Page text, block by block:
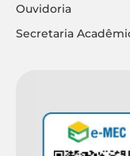
Ouvidoria
Secretaria